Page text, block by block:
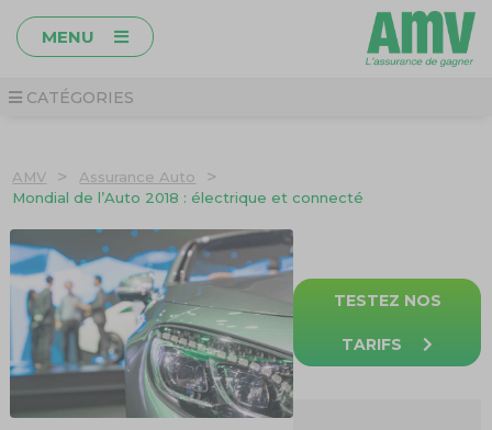
MENU
CATÉGORIES
AMV > Assurance Auto >
Mondial de l’Auto 2018 : électrique et connecté
TESTEZ NOS
TARIFS